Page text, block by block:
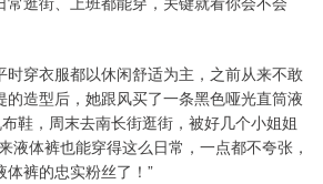
穿衣服都以休闲舒适为主，之前从来不敢
造型后，她跟风买了一条黑色哑光直筒液
鞋，周末去南长街逛街，被好几个小姐姐
液体裤也能穿得这么日常，一点都不夸张，
裤的忠实粉丝了！”